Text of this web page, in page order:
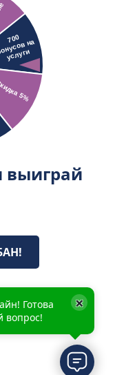
выиграй
Готова
вопрос!
×